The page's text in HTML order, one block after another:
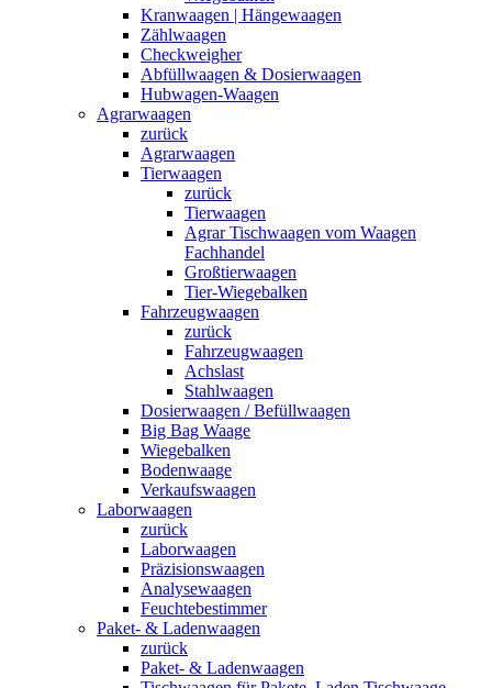
Kranwaagen | Hängewaagen
Zählwaagen
Checkweigher
Abfüllwaagen & Dosierwaagen
Hubwagen-Waagen
Agrarwaagen
zurück
Agrarwaagen
Tierwaagen
zurück
Tierwaagen
Agrar Tischwaagen vom Waagen
Fachhandel
Großtierwaagen
Tier-Wiegebalken
Fahrzeugwaagen
zurück
Fahrzeugwaagen
Achslast
Stahlwaagen
Dosierwaagen / Befüllwaagen
Big Bag Waage
Wiegebalken
Bodenwaage
Verkaufswaagen
Laborwaagen
zurück
Laborwaagen
Präzisionswaagen
Analysewaagen
Feuchtebestimmer
Paket- & Ladenwaagen
zurück
Paket- & Ladenwaagen